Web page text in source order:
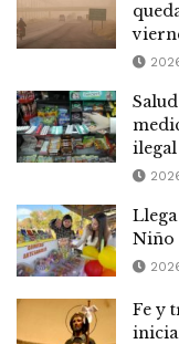
Niño
Fe y
inicia